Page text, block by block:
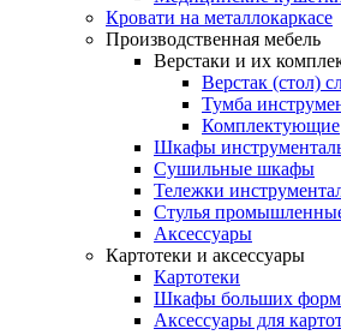
Кровати на металлокаркасе
Производственная мебель
Верстаки и их
Верстак (стол)
Тумба
Комплектующие
Шкафы
Сушильные шкафы
Тележки
Стулья
Аксессуары
Картотеки и аксессуары
Картотеки
Шкафы больших
Аксессуары для